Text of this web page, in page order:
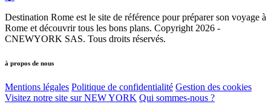
Destination Rome est le site de référence pour préparer son voyage à
Rome et découvrir tous les bons plans. Copyright 2026 -
CNEWYORK SAS. Tous droits réservés.
à propos de nous
Mentions légales Politique de confidentialité Gestion des cookies
Visitez notre site sur NEW YORK Qui sommes-nous ?